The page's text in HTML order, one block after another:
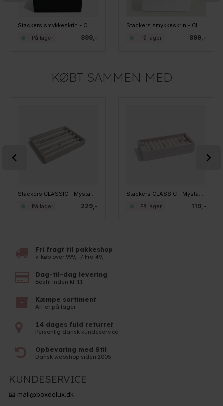
Stackers smykkeskrin - CLASSIC, SORT sæt af 4 stk.
899,-
På lager
Stackers smykkeskrin - CLASSIC, HVID sæt af 4 stk.
899,-
På lager
KØBT SAMMEN MED
Stackers CLASSIC - Mystacker - 5 rum, Taupe
229,-
På lager
Stackers CLASSIC - Mystacker tilbehør - Holder til Ringe
119,-
På lager
Fri fragt til pakkeshop
v. køb over 999,- / Fra 49,-
Dag-til-dag levering
Bestil inden kl. 11
Kæmpe sortiment
Alt er på lager
14 dages fuld returret
Personlig dansk kundeservice
Opbevaring med Stil
Dansk webshop siden 2005
KUNDESERVICE
📧 mail@boxdelux.dk